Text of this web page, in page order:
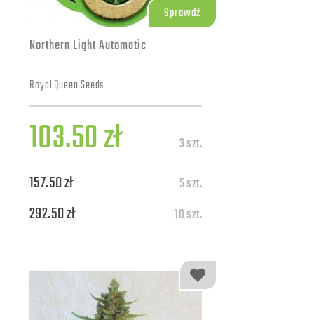
Sprawdź
Northern Light Automatic
Royal Queen Seeds
103.50 zł 3 szt.
157.50 zł 5 szt.
292.50 zł 10 szt.